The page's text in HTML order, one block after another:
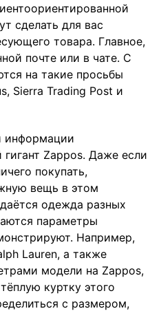
сделать для вас
товара. Главное,
почте или в чате. С
на такие просьбы
, Sierra Trading Post и
информации
Zappos. Даже если
покупать,
вещь в этом
одежда разных
параметры
Например,
Lauren, а также
модели на Zappos,
куртку этого
с размером,